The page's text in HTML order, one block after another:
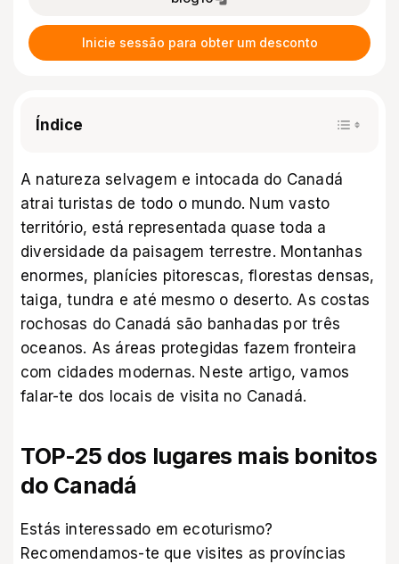
Inicie sessão para obter um desconto
Índice
A natureza selvagem e intocada do Canadá
atrai turistas de todo o mundo. Num vasto
território, está representada quase toda a
diversidade da paisagem terrestre. Montanhas
enormes, planícies pitorescas, florestas densas,
taiga, tundra e até mesmo o deserto. As costas
rochosas do Canadá são banhadas por três
oceanos. As áreas protegidas fazem fronteira
com cidades modernas. Neste artigo, vamos
falar-te dos locais de visita no Canadá.
TOP-25 dos lugares mais bonitos
do Canadá
Estás interessado em ecoturismo?
Recomendamos-te que visites as províncias